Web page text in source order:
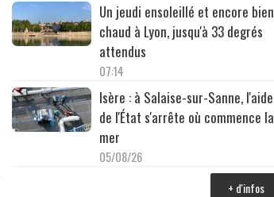
Un jeudi ensoleillé et encore bien
chaud à Lyon, jusqu'à 33 degrés
attendus
07:14
Isère : à Salaise-sur-Sanne, l'aide
de l'État s'arrête où commence la
mer
05/08/26
+ d'infos